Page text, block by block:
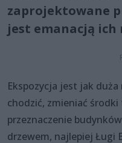
zaprojektowane
jest emanacją ich
Ekspozycja jest jak
chodzić, zmieniać
przeznaczenie
drzewem, najlepiej Ługi